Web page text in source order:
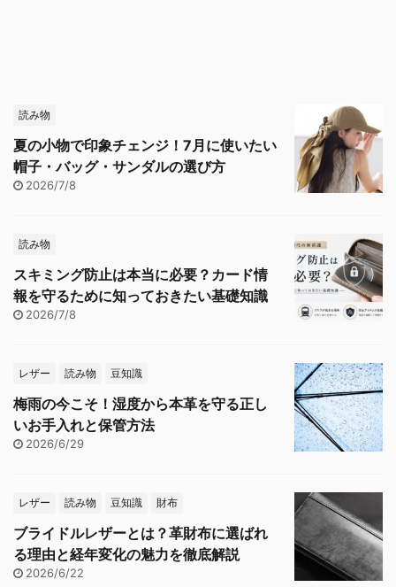
読み物
夏の小物で印象チェンジ！7月に使いたい
帽子・バッグ・サンダルの選び方
2026/7/8
読み物
スキミング防止は本当に必要？カード情
報を守るために知っておきたい基礎知識
2026/7/8
レザー 読み物 豆知識
梅雨の今こそ！湿度から本革を守る正し
いお手入れと保管方法
2026/6/29
レザー 読み物 豆知識 財布
ブライドルレザーとは？革財布に選ばれ
る理由と経年変化の魅力を徹底解説
2026/6/22